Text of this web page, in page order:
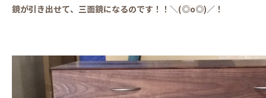
鏡が引き出せて、三面鏡になるのです！！＼(◎o◎)／！